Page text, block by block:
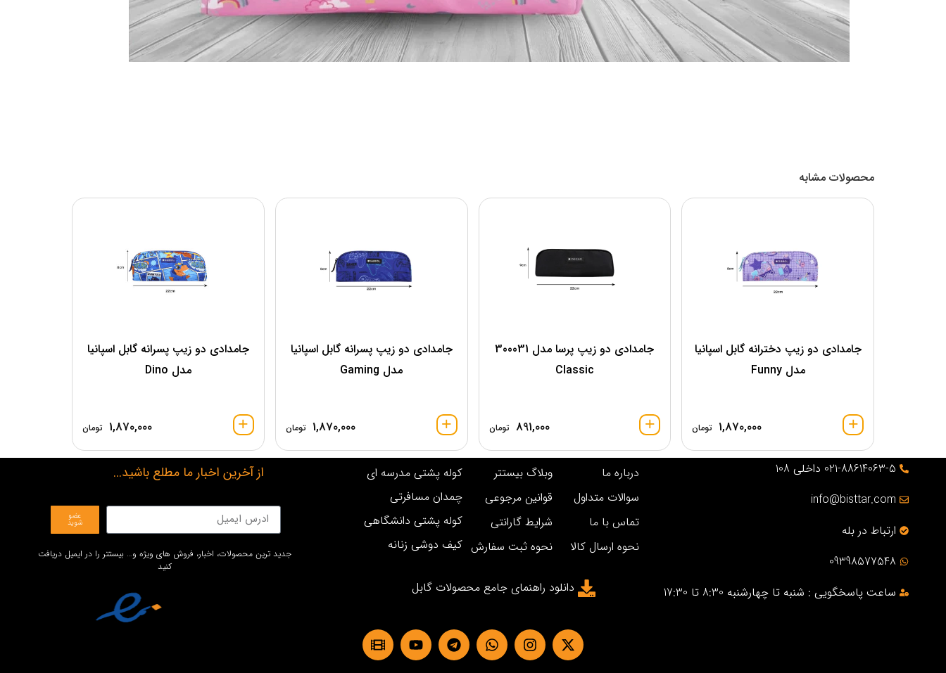
محصولات مشابه
جامدادی دو زیپ دخترانه گابل اسپانیا
مدل Funny
1,870,000 تومان
جامدادی دو زیپ پرسا مدل 300031
Classic
891,000 تومان
جامدادی دو زیپ پسرانه گابل اسپانیا
مدل Gaming
1,870,000 تومان
جامدادی دو زیپ پسرانه گابل اسپانیا
مدل Dino
1,870,000 تومان
021-88614063-5 داخلی 108
info@bisttar.com
ارتباط در بله
09398577548
ساعت پاسخگویی : شنبه تا چهارشنبه 8:30 تا 17:30
درباره ما
سوالات متداول
تماس با ما
نحوه ارسال کالا
وبلاگ بیستتر
قوانین مرجوعی
شرایط گارانتی
نحوه ثبت سفارش
کوله پشتی مدرسه ای
چمدان مسافرتی
کوله پشتی دانشگاهی
کیف دوشی زنانه
دانلود راهنمای جامع محصولات گابل
از آخرین اخبار ما مطلع باشید...
عضو
شوید
جدید ترین محصولات، اخبار، فروش های ویژه و… بیستتر را در ایمیل دریافت
کنید